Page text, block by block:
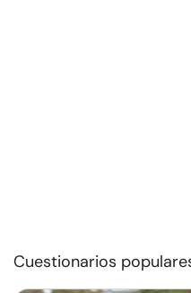
Cuestionarios